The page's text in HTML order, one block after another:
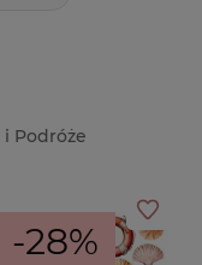
i Podróże
-28%